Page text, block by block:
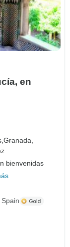
en
Granada,
bienvenidas